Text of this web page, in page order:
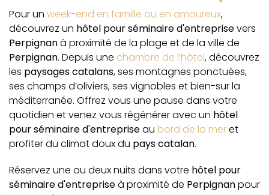
Pour un week-end en famille ou en amoureux,
découvrez un hôtel pour séminaire d'entreprisevers
Perpignanà proximité de la plage et de la ville de
Perpignan. Depuis une chambre de l’hôtel, découvrez
les paysages catalans, ses montagnes ponctuées,
ses champs d’oliviers, ses vignobles et bien-sur la
méditerranée. Offrez vous une pause dans votre
quotidien et venez vous régénérer avec un hôtel
pour séminaire d'entrepriseau bord de la meret
profiter du climat doux du pays catalan.
Réservez une ou deux nuits dans votre hôtel pour
séminaire d'entrepriseà proximité de Perpignanpour